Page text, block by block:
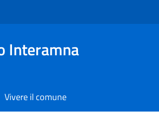
Interamna
Vivere il comune